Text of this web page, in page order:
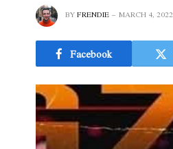
BYFRENDIE MARCH 4, 2022
Facebook